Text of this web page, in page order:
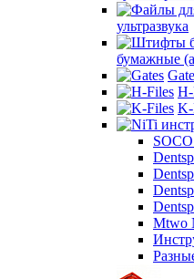
ультразвука
бумажные
K-
Mtwo